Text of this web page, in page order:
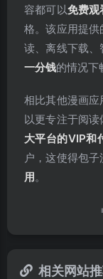
容都可以免费观
格。该应用提供
读、离线下载
一分钱的情况下
相比其他漫画
以更专注于阅
大平台的VIP和
户，这使得包
用。
相关网站